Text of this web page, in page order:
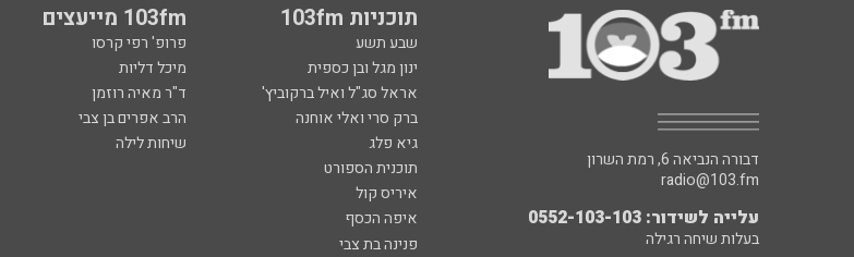
תוכניות 103fm 103fm מייעצים
שבע תשע פרופ' רפי קרסו
ינון מגל ובן כספית
מיכל דליות
אראל סג"ל ואיל ברקוביץ'
ד"ר מאיה רוזמן
ברק סרי ואלי אוחנה
הרב אפרים בן צבי
גיא פלג
שיחות לילה
תוכנית הספורט
איריס קול
איפה הכסף
פנינה בת צבי
דבורה הנביאה 6, רמת השרון
radio@103.fm
עלייה לשידור: 0552-103-103
בעלות שיחה רגילה